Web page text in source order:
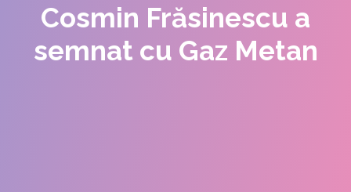
Cosmin Frăsinescu a
semnat cu Gaz Metan